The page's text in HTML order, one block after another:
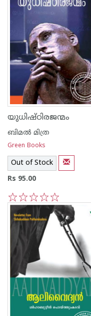
യുധിഷ്ഠിരജന്മം
ബിമല്‍ മിത്ര
Green Books
Out of Stock
Rs 95.00
5
4
3
2
1